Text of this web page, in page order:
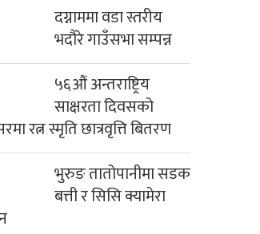
दग्नाममा वडा स्तरीय
भदौरे गाउँसभा सम्पन्न
५६औं अन्तराष्ट्रिय
साक्षरता दिवसको
रत्न स्मृति छात्रवृत्ति बितरण
भुरुङ तातोपानीमा सडक
बत्ती र सिसि क्यामेरा